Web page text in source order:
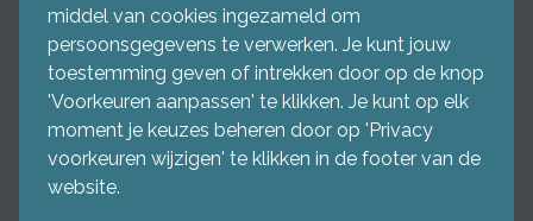
middel van cookies ingezameld om
persoonsgegevens te verwerken. Je kunt jouw
toestemming geven of intrekken door op de knop
'Voorkeuren aanpassen' te klikken. Je kunt op elk
moment je keuzes beheren door op 'Privacy
voorkeuren wijzigen' te klikken in de footer van de
website.